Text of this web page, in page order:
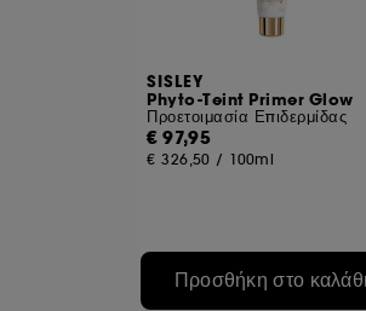
SISLEY
Phyto-Teint Primer Glow
Προετοιμασία Επιδερμίδας
€ 97,95
€ 326,50 / 100ml
Προσθήκη στο καλάθι